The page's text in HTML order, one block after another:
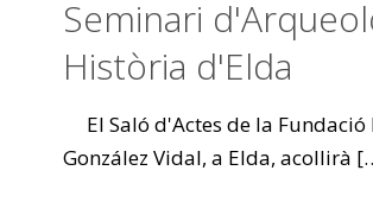
Seminari
Història d'Elda
El Saló d'Actes de la Fundació
González Vidal, a Elda, acollirà